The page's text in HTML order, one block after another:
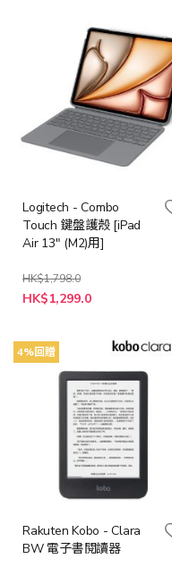
Logitech - Combo
Touch 鍵盤護殼 [iPad
Air 13" (M2)用]
HK$1,798.0
特
殊
HK$1,299.0
4%回贈
Rakuten Kobo - Clara
BW 電子書閱讀器